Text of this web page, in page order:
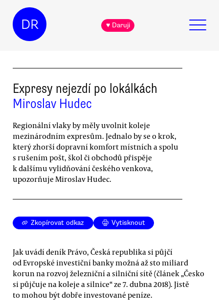
DR ♥ Daruji
Expresy nejezdí po lokálkách
Miroslav Hudec
Regionální vlaky by měly uvolnit koleje
mezinárodním expresům. Jednalo by se o krok,
který zhorší dopravní komfort místních a spolu
s rušením pošt, škol či obchodů přispěje
k dalšímu vylidňování českého venkova,
upozorňuje Miroslav Hudec.
Zkopírovat odkaz Vytisknout
Jak uvádí deník Právo, Česká republika si půjčí
od Evropské investiční banky možná až sto miliard
korun na rozvoj železniční a silniční sítě (článek „Česko
si půjčuje na koleje a silnice“ ze 7. dubna 2018). Jistě
to mohou být dobře investované peníze.